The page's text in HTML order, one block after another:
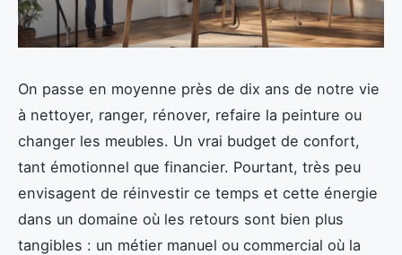
On passe en moyenne près de dix ans de notre vie
à nettoyer, ranger, rénover, refaire la peinture ou
changer les meubles. Un vrai budget de confort,
tant émotionnel que financier. Pourtant, très peu
envisagent de réinvestir ce temps et cette énergie
dans un domaine où les retours sont bien plus
tangibles : un métier manuel ou commercial où la